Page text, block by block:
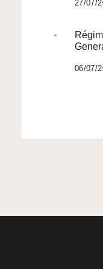
27/07/
06/07/